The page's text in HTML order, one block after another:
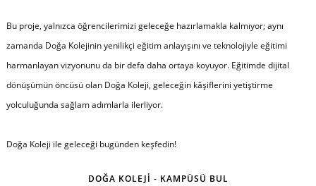
Bu proje, yalnızca öğrencilerimizi geleceğe hazırlamakla kalmıyor; aynı
zamanda Doğa Kolejinin yenilikçi eğitim anlayışını ve teknolojiyle eğitimi
harmanlayan vizyonunu da bir defa daha ortaya koyuyor. Eğitimde dijital
dönüşümün öncüsü olan Doğa Koleji, geleceğin kâşiflerini yetiştirme
yolculuğunda sağlam adımlarla ilerliyor.
Doğa Koleji ile geleceği bugünden keşfedin!
DOĞA KOLEJİ - KAMPÜSÜ BUL